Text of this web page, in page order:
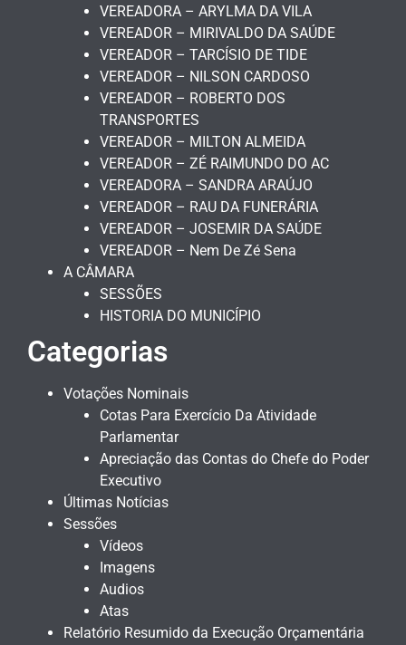
VEREADORA – ARYLMA DA VILA
VEREADOR – MIRIVALDO DA SAÚDE
VEREADOR – TARCÍSIO DE TIDE
VEREADOR – NILSON CARDOSO
VEREADOR – ROBERTO DOS
TRANSPORTES
VEREADOR – MILTON ALMEIDA
VEREADOR – ZÉ RAIMUNDO DO AC
VEREADORA – SANDRA ARAÚJO
VEREADOR – RAU DA FUNERÁRIA
VEREADOR – JOSEMIR DA SAÚDE
VEREADOR – Nem De Zé Sena
A CÂMARA
SESSÕES
HISTORIA DO MUNICÍPIO
Categorias
Votações Nominais
Cotas Para Exercício Da Atividade
Parlamentar
Apreciação das Contas do Chefe do Poder
Executivo
Últimas Notícias
Sessões
Vídeos
Imagens
Audios
Atas
Relatório Resumido da Execução Orçamentária